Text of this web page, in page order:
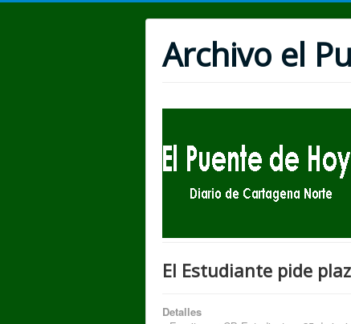
Archivo el
El Estudiante pide
Detalles